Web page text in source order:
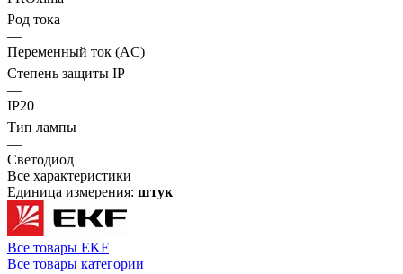
Род тока
—
Переменный ток (AC)
Степень защиты IP
—
IP20
Тип лампы
—
Светодиод
Все характеристики
Единица измерения: штук
Все товары EKF
Все товары категории